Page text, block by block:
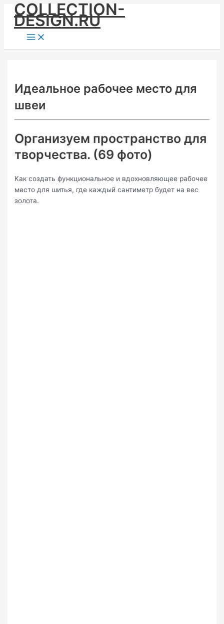
Skip
content
COLLECTION-
DESIGN.RU
Main
Menu
Идеальное рабочее место для
швеи
Организуем пространство для
творчества. (69 фото)
Как создать функциональное и вдохновляющее рабочее
место для шитья, где каждый сантиметр будет на вес
золота.